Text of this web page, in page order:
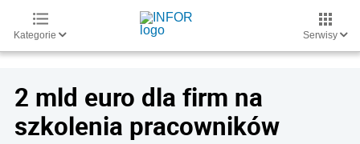
Kategorie Serwisy
2 mld euro dla firm na
szkolenia pracowników